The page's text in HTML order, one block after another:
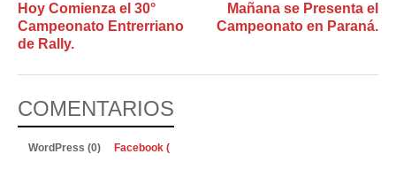
Hoy Comienza el 30°
Campeonato Entrerriano
de Rally.
Mañana se Presenta el
Campeonato en Paraná.
COMENTARIOS
WordPress (0) Facebook (